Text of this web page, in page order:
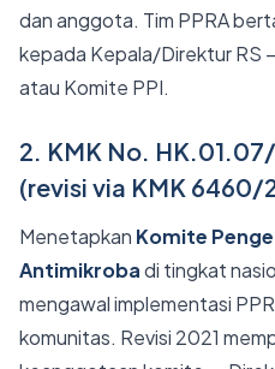
dan anggota. Tim PPRA
kepada Kepala/Direktur RS
atau Komite PPI.
2. KMK No.
(revisi via KMK 6460/
Menetapkan Komite
Antimikrobadi tingkat
mengawal implementasi
komunitas. Revisi 2021